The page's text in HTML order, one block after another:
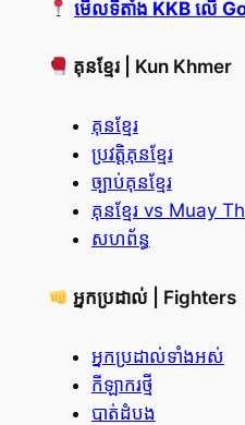
មើលទីតាំង KKB លើ
គុនខ្មែរ | Kun Khmer
គុនខ្មែរ
ប្រវត្តិគុនខ្មែរ
ច្បាប់គុនខ្មែរ
គុនខ្មែរ vs Muay
សហព័ន្ធ
អ្នកប្រដាល់ | Fighters
អ្នកប្រដាល់ទាំងអស់
កីឡាករថ្មី
បាត់ដំបង